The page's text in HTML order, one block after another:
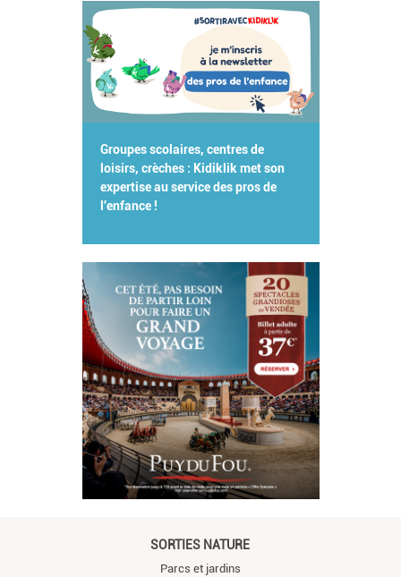
Groupes scolaires, centres de
loisirs, crèches : Kidiklik met son
expertise au service des pros de
l'enfance !
SORTIES NATURE
Parcs et jardins